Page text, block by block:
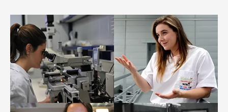
Becas
JAE
de
introducción
a
la
investigación